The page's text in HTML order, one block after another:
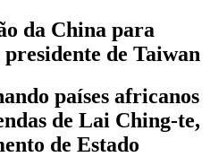
da China para
de Taiwan
países africanos
de Lai Ching-te,
de Estado